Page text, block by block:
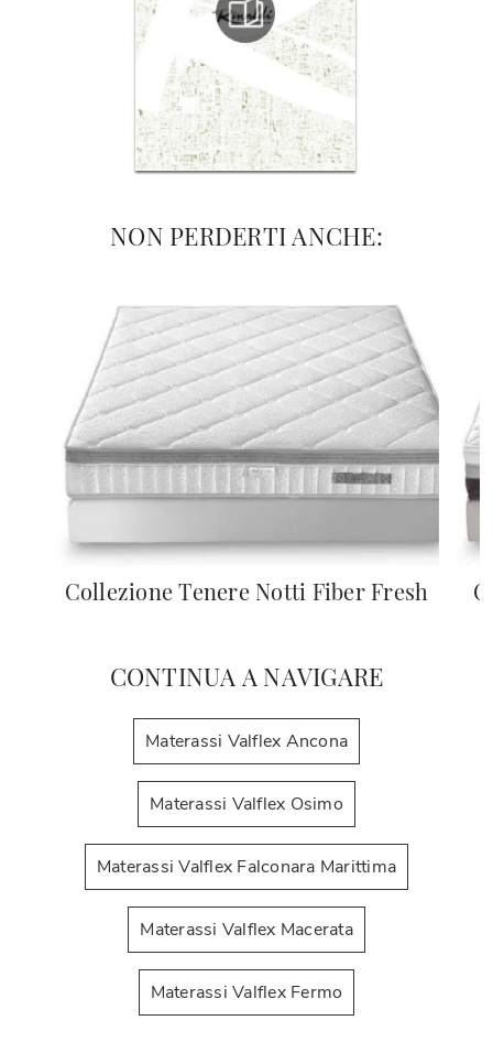
NON PERDERTI ANCHE:
Collezione Tenere Notti Fiber Fresh
CONTINUA A NAVIGARE
Materassi Valflex Ancona
Materassi Valflex Osimo
Materassi Valflex Falconara Marittima
Materassi Valflex Macerata
Materassi Valflex Fermo